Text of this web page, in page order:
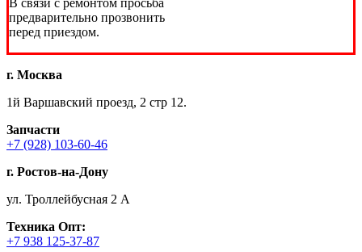
предварительно прозвонить
перед приездом.
г. Москва
1й Варшавский проезд, 2 стр 12.
Запчасти
+7 (928) 103-60-46
г. Ростов-на-Дону
ул. Троллейбусная 2 А
Техника Опт:
+7 938 125-37-87